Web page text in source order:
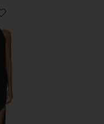
Favorite CORELLE ドレス